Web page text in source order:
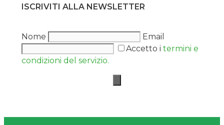
ISCRIVITI ALLA NEWSLETTER
Nome
Email
Accetto i termini e
condizioni del servizio.